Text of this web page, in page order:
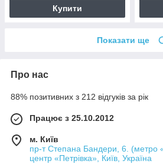
Купити
Показати ще
Про нас
88% позитивних з 212 відгуків за рік
Працює з 25.10.2012
м. Київ
пр-т Степана Бандери, 6. (метро
центр «Петрівка», Київ, Україна